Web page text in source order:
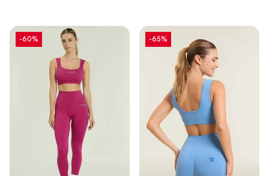
-60% -65%